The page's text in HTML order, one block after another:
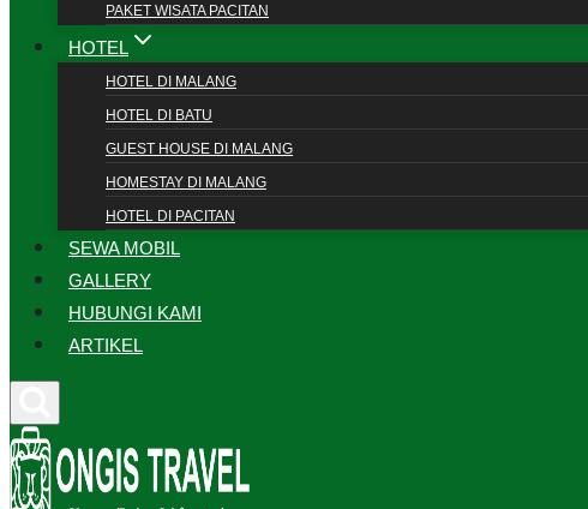
PAKET WISATA PACITAN
HOTEL
HOTEL DI MALANG
HOTEL DI BATU
GUEST HOUSE DI MALANG
HOMESTAY DI MALANG
HOTEL DI PACITAN
SEWA MOBIL
GALLERY
HUBUNGI KAMI
ARTIKEL